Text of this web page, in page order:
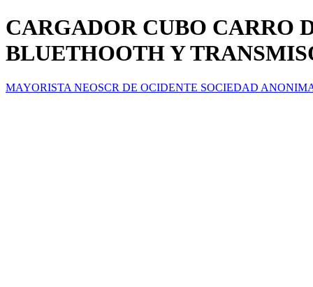
CARGADOR CUBO CARRO
BLUETHOOTH Y
MAYORISTA NEOSCR DE OCIDENTE SOCIEDAD